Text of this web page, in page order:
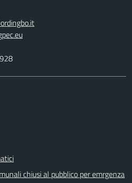
chiusi al pubblico per emrgenza